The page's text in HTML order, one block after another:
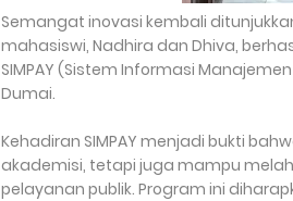
Semangat inovasi kembali
mahasiswi, Nadhira dan Dhiva,
SIMPAY (Sistem Informasi
Dumai.
Kehadiran SIMPAY menjadi bukti
akademisi, tetapi juga mampu
pelayanan publik. Program ini